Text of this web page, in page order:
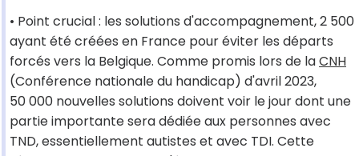
• Point crucial : les solutions d'accompagnement, 2 500
ayant été créées en France pour éviter les départs
forcés vers la Belgique. Comme promis lors de laCNH
(Conférence nationale du handicap) d'avril 2023,
50 000 nouvelles solutions doivent voir le jour dont une
partie importante sera dédiée aux personnes avec
TND, essentiellement autistes et avec TDI. Cette